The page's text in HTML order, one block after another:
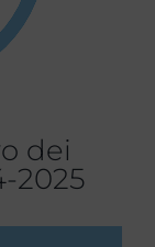
dei
2025